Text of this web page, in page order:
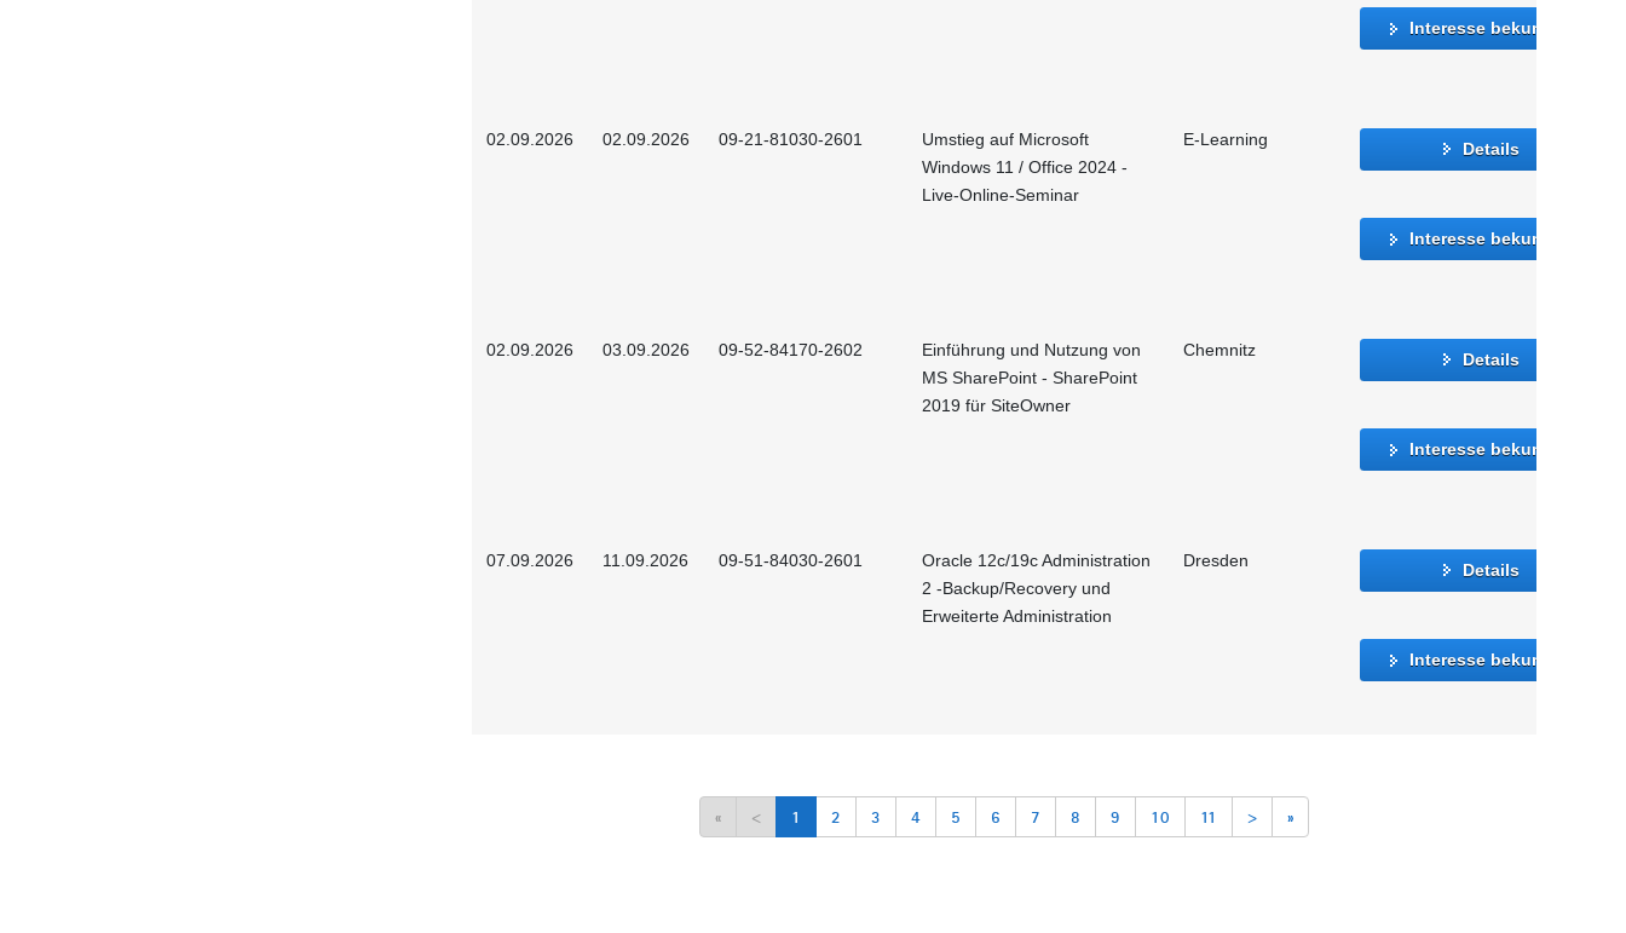
Interesse bekunden
02.09.2026 02.09.2026 09-21-81030-2601
Umstieg auf Microsoft
Windows 11 / Office 2024 -
Live-Online-Seminar
E-Learning Details
Interesse bekunden
02.09.2026 03.09.2026 09-52-84170-2602
Einführung und Nutzung von
MS SharePoint - SharePoint
2019 für SiteOwner
Chemnitz Details
Interesse bekunden
07.09.2026 11.09.2026 09-51-84030-2601
Oracle 12c/19c Administration
2 -Backup/Recovery und
Erweiterte Administration
Dresden Details
Interesse bekunden
« < 1 2 3 4 5 6 7 8 9 10 11 > »